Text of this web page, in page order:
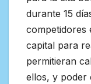
durante 15
competidores
capital para
permitieran
ellos, y poder